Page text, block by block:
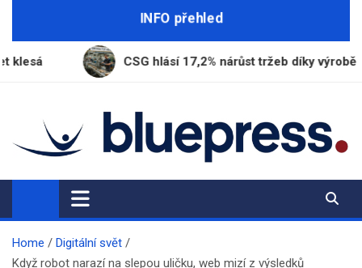
INFO přehled
CSG hlásí 17,2% nárůst tržeb díky výrobě munice
BluePress.cz
Seriózní průvodce moderním životem
Home
Digitální svět
Když robot narazí na slepou uličku, web mizí z výsledků